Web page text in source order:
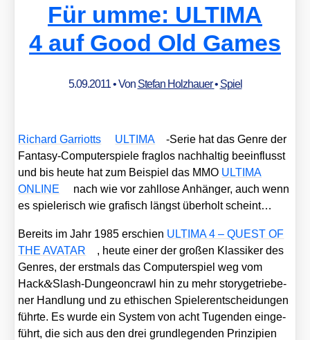
Für umme: ULTIMA
4 auf Good Old Games
5.09.2011• Von Stefan Holzhauer• Spiel
Richard Gar­riotts ULTIMA
-Serie hat das Gen­re der
Fan­ta­sy-Com­pu­ter­spie­le frag­los nach­hal­tig beein­flusst
und bis heu­te hat zum Bei­spiel das MMO ULTIMA
ONLINE
nach wie vor zahl­lo­se Anhän­ger, auch wenn
es spie­le­risch wie gra­fisch längst über­holt scheint…
Bereits im Jahr 1985 erschien ULTIMA 4 – QUEST OF
THE AVATAR
, heu­te einer der gro­ßen Klas­si­ker des
Gen­res, der erst­mals das Com­pu­ter­spiel weg vom
Hack&Slash-Dungeoncrawl hin zu mehr sto­ry­ge­trie­be­
ner Hand­lung und zu ethi­schen Spie­ler­ent­schei­dun­gen
führ­te. Es wur­de ein Sys­tem von acht Tugen­den ein­ge­
führt, die sich aus den drei grund­le­gen­den Prin­zi­pi­en